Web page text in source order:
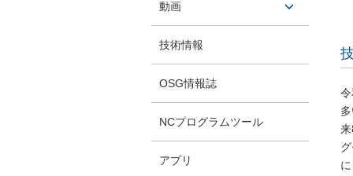
動画
技術情報
OSG情報誌
NCプログラムツール
アプリ